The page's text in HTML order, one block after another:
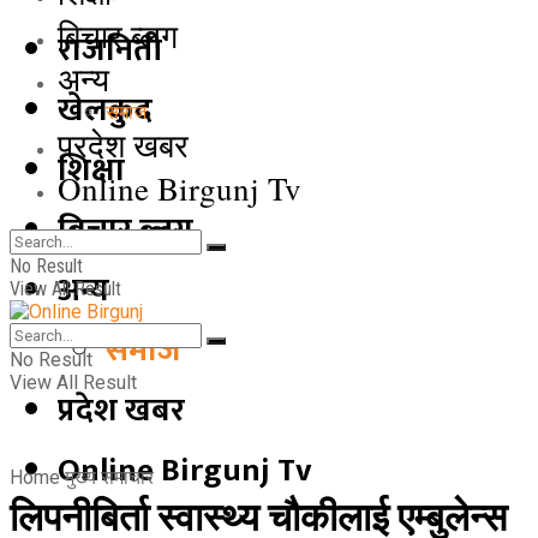
राजनिती
खेलकुद
शिक्षा
बिचार ब्लग
अन्य
समाज
प्रदेश खबर
Online Birgunj Tv
बिचार ब्लग
अन्य
समाज
प्रदेश खबर
Online Birgunj Tv
No Result
View All Result
No Result
View All Result
Home मुख्य समाचार
लिपनीबिर्ता स्वास्थ्य चौकीलाई एम्बुलेन्स